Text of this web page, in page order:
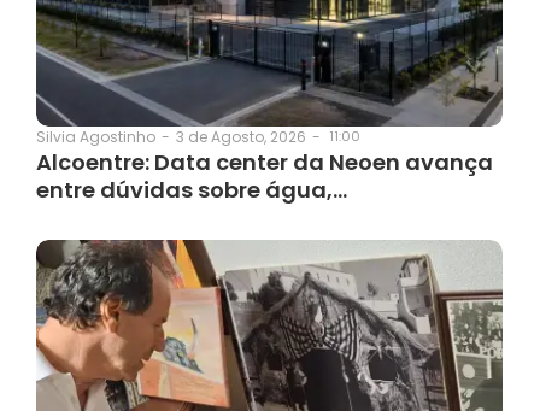
Silvia Agostinho - 3 de Agosto, 2026 - 11:00
Alcoentre: Data center da Neoen avança
entre dúvidas sobre água,…